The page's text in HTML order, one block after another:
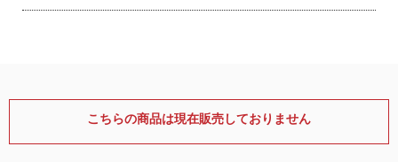
こちらの商品は現在販売しておりません